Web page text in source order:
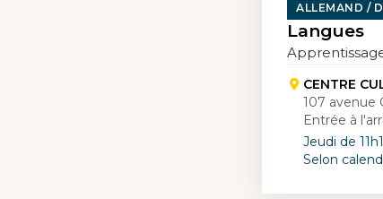
ALLEMAND /
Langues
CENTRE
107 avenue
Entrée à
Jeudi de
Selon